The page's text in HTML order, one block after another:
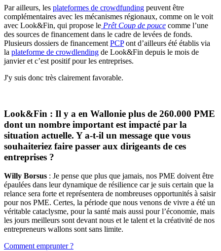
Par ailleurs, les plateformes de crowdfunding peuvent être
complémentaires avec les mécanismes régionaux, comme on le voit
avec Look&Fin, qui propose le Prêt Coup de pouce comme l’une
des sources de financement dans le cadre de levées de fonds.
Plusieurs dossiers de financement PCPont d’ailleurs été établis via
la plateforme de crowdlending de Look&Fin depuis le mois de
janvier et c’est positif pour les entreprises.
J'y suis donc très clairement favorable.
Look&Fin : Il y a en Wallonie plus de 260.000 PME
dont un nombre important est impacté par la
situation actuelle. Y a-t-il un message que vous
souhaiteriez faire passer aux dirigeants de ces
entreprises ?
Willy Borsus : Je pense que plus que jamais, nos PME doivent être
épaulées dans leur dynamique de résilience car je suis certain que la
relance sera forte et représentera de nombreuses opportunités à saisir
pour nos PME. Certes, la période que nous venons de vivre a été un
véritable cataclysme, pour la santé mais aussi pour l’économie, mais
les jours meilleurs sont devant nous et le talent et la créativité de nos
entrepreneurs wallons sont sans limite.
Comment emprunter ?